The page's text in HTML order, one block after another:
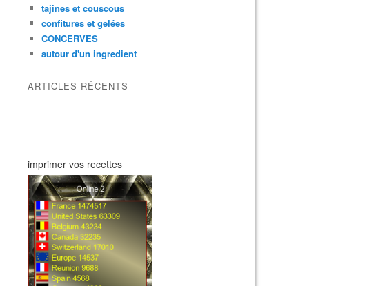
tajines et couscous
confitures et gelées
CONCERVES
autour d'un ingredient
ARTICLES RÉCENTS
imprimer vos recettes